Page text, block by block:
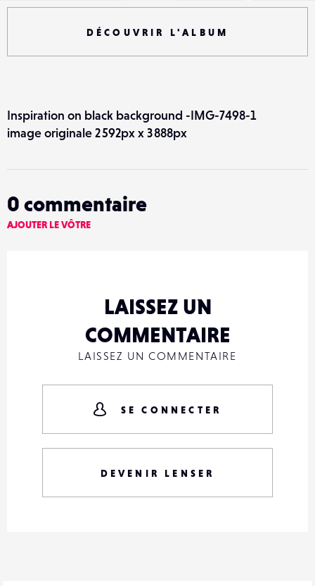
DÉCOUVRIR L'ALBUM
Inspiration on black background -IMG-7498-1
image originale 2 592px x 3 888px
0 commentaire
AJOUTER LE VÔTRE
LAISSEZ UN
COMMENTAIRE
LAISSEZ UN COMMENTAIRE
SE CONNECTER
DEVENIR LENSER